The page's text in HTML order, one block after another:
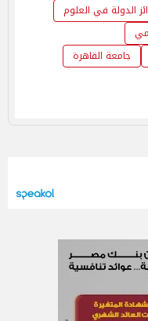
الدولة في العلوم
جامعة القاهرة